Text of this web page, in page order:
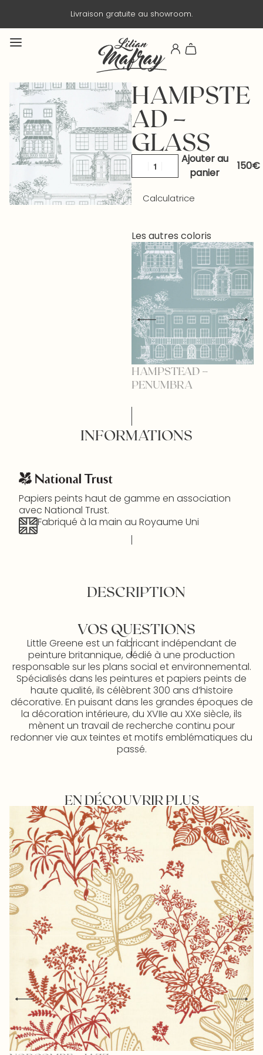
Livraison gratuite au showroom.
HAMPSTE
AD –
GLASS
Ajouter au
panier
Calculatrice
Les autres coloris
HAMPSTEAD –
PENUMBRA
INFORMATIONS
Papiers peints haut de gamme en association
avec National Trust.
Fabriqué à la main au Royaume Uni
DESCRIPTION
VOS QUESTIONS
Little Greene est un fabricant indépendant de
peinture britannique, dédié à une production
responsable sur les plans social et environnemental.
Spécialisés dans les peintures et papiers peints de
haute qualité, ils célèbrent 300 ans d’histoire
décorative. En puisant dans les grandes époques de
la décoration intérieure, du XVIIe au XXe siècle, ils
mènent un travail de recherche continu pour
redonner vie aux teintes et motifs emblématiques du
passé.
EN DÉCOUVRIR PLUS